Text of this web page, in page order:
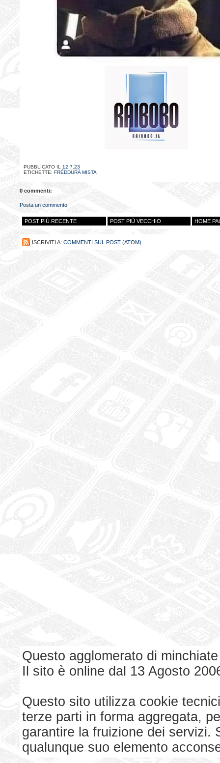
PUBBLICATO IL 12.7.23
ETICHETTE: FREDDURA MISTA
0 commenti:
Posta un commento
POST PIÙ RECENTE POST PIÙ VECCHIO HOME
ISCRIVITI A: COMMENTI SUL POST (ATOM)
Questo agglomerato di
Il sito è online dal 13 Agosto
Questo sito utilizza cookie
terze parti in forma aggregata,
garantire la fruizione dei servizi.
qualunque suo elemento